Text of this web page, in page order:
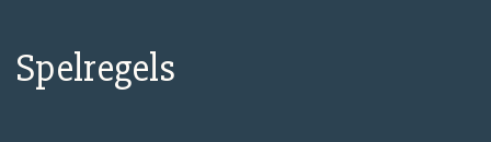
Spelregels